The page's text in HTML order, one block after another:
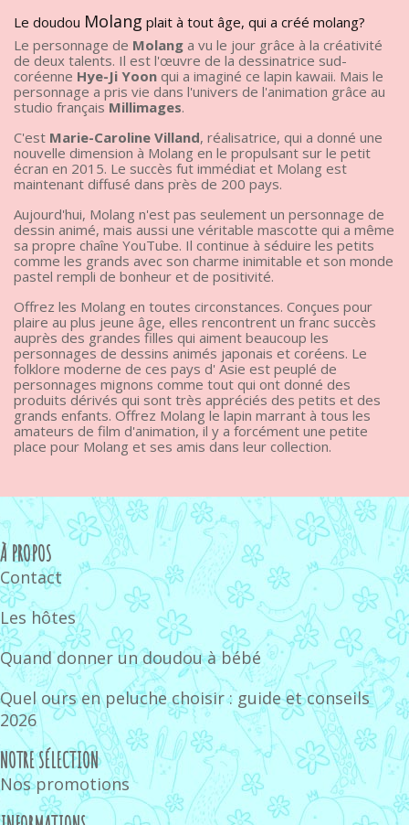
Le doudou Molang plait à tout âge, qui a créé molang?
Le personnage de Molang a vu le jour grâce à la créativité
de deux talents. Il est l'œuvre de la dessinatrice sud-
coréenne Hye-Ji Yoon qui a imaginé ce lapin kawaii. Mais le
personnage a pris vie dans l'univers de l'animation grâce au
studio français Millimages.
C'est Marie-Caroline Villand, réalisatrice, qui a donné une
nouvelle dimension à Molang en le propulsant sur le petit
écran en 2015. Le succès fut immédiat et Molang est
maintenant diffusé dans près de 200 pays.
Aujourd'hui, Molang n'est pas seulement un personnage de
dessin animé, mais aussi une véritable mascotte qui a même
sa propre chaîne YouTube. Il continue à séduire les petits
comme les grands avec son charme inimitable et son monde
pastel rempli de bonheur et de positivité.
Offrez les Molang en toutes circonstances. Conçues pour
plaire au plus jeune âge, elles rencontrent un franc succès
auprès des grandes filles qui aiment beaucoup les
personnages de dessins animés japonais et coréens. Le
folklore moderne de ces pays d' Asie est peuplé de
personnages mignons comme tout qui ont donné des
produits dérivés qui sont très appréciés des petits et des
grands enfants. Offrez Molang le lapin marrant à tous les
amateurs de film d'animation, il y a forcément une petite
place pour Molang et ses amis dans leur collection.
À PROPOS
Contact
Les hôtes
Quand donner un doudou à bébé
Quel ours en peluche choisir : guide et conseils
2026
NOTRE SÉLECTION
Nos promotions